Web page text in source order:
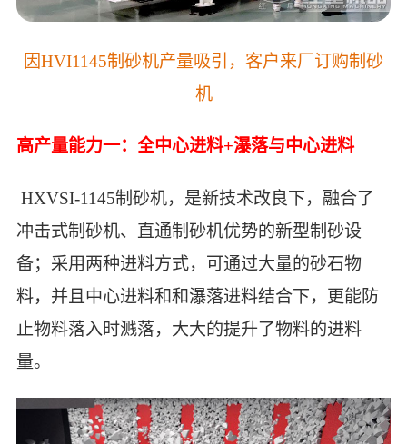
因HVI1145制砂机产量吸引，客户来厂订购制砂
机
高产量能力一：全中心进料+瀑落与中心进料
HXVSI-1145制砂机，是新技术改良下，融合了
冲击式制砂机、直通制砂机优势的新型制砂设
备；采用两种进料方式，可通过大量的砂石物
料，并且中心进料和和瀑落进料结合下，更能防
止物料落入时溅落，大大的提升了物料的进料
量。